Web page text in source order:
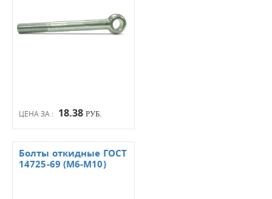
ЦЕНА ЗА : 18.38 РУБ.
Болты откидные ГОСТ
14725-69 (М6-М10)